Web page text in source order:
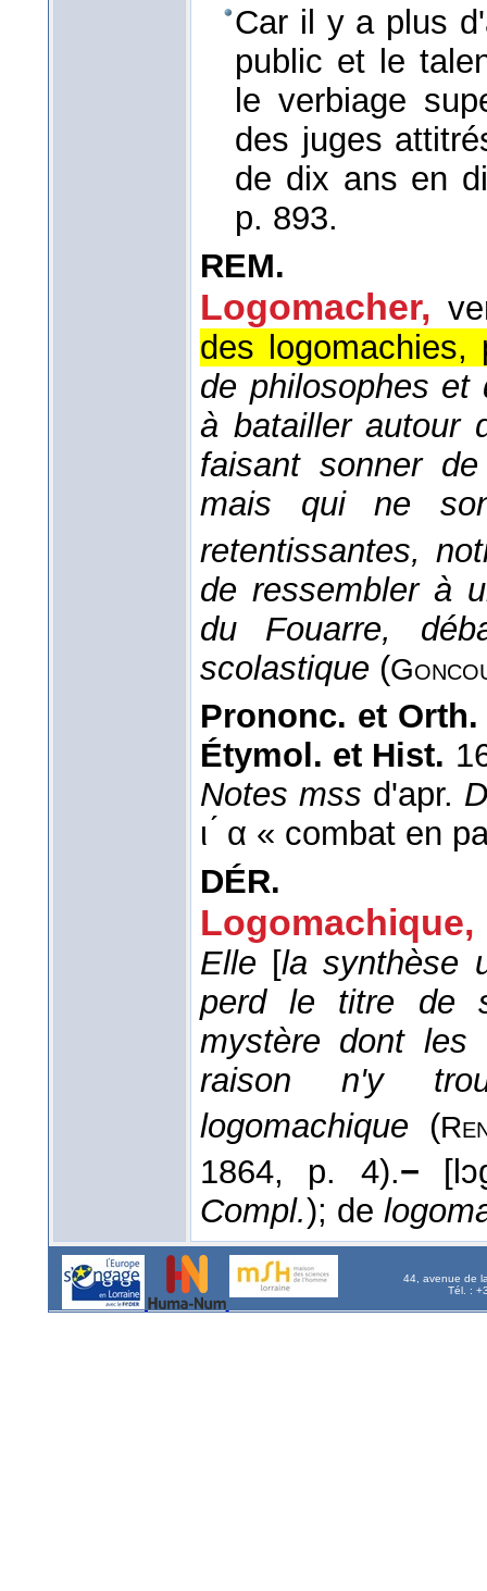
Car il y a plus
public et le
le verbiage
des juges
de dix ans en
p. 893.
REM.
Logomacher,
des logomachies,
de philosophes et
à batailler autour
faisant sonner
mais qui ne
retentissantes,
de ressembler à
du Fouarre,
scolastique (
Prononc. et
Étymol. et Hist.
Notes mss d'apr.
ι ́ α « combat en
DÉR.
Logomachique,
Elle [la synthèse
perd le titre de
mystère dont les
raison n'y
logomachique (
1864, p. 4).−
Compl.); de
44, avenue de
Tél. :